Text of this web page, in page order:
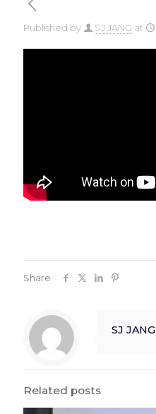
Published by SJ JANG at
Share
SJ JANG
Related posts